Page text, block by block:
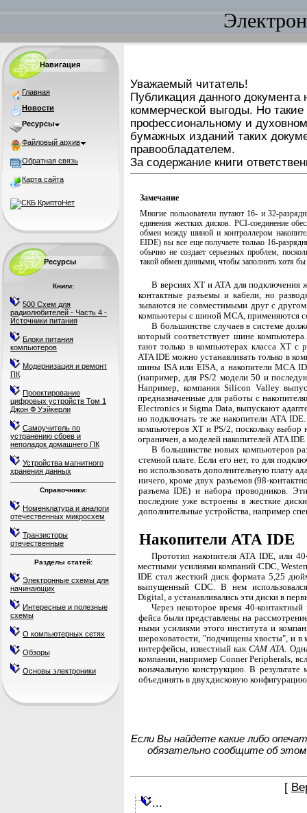
Навигация
Главная
Новости
Ресурсы
Файловый архив
Обратная связь
Карта сайта
Ресурсы
Книги:
500 Схем для
радиолюбителей - Часть 4 -
Источники питания
Блоки питания
компьютеров
Модернизация и ремонт
ПК
Проектирование
цифровых устройств Том 1
Джон Ф Уэйкерли
Самоучитель по
устранению сбоев и
неполадок домашнего ПК
Устройства магнитного
хранения данных
Справочники:
Номенклатура и аналоги
отечественных микросхем
Транзисторы
отечественные
Разделы статей:
Электронные схемы для
начинающих
Интересные и полезные
схемы
О компьютерных сетях
Обзоры
Основы электроники
Уважаемый читатель!
Публикация данного документа
коммерческой выгоды. Но
профессиональному и
бумажных изданий таких
правообладателем.
За содержание книги
Замечание
Многие пользователи путают 16- и 32-
единения жестких дисков. PCI-соединение
обмен между шиной и контроллером
EIDE) вы все еще получаете только 16-
обычно не создает серьезных проблем,
такой обмен данными, чтобы заполнить хотя
В версиях XT и АТА для подключения
контактные разъемы и кабели, но
зываются не совместимыми друг с
компьютеры с шиной МСА, применяются
В большинстве случаев в системе
который соответствует шине
тают только в компьютерах класса XT с
ATA IDE можно устанавливать только в
шины ISA или EISA, а накопители MCA
(например, для PS/2 модели 50 и
Например, компания Silicon Valley
предназначенные для работы с
Electronics и Sigma Data, выпускают
но подключать те же накопители ATA
компьютеров XT и PS/2, поскольку
ограничен, а моделей накопителей ATA
В большинстве новых компьютеров
стемной плате. Если его нет, то для
но использовать дополнительную плату
ничего, кроме двух разъемов (98-
разъема IDE) и набора проводников.
последние уже встроены в жесткие
дополнительные устройства, например
Накопители АТА IDE
Прототип накопителя АТА IDE, или
местными усилиями компаний CDC,
IDE стал жесткий диск формата 5,25
выпущенный CDC. В нем
Digital, а устанавливались эти диски в
Через некоторое время 40-
фейса были представлены на
ными усилиями этого института и
шероховатости, "подчищены хвосты", и в
интерфейсы, известный какСАМ АТА.
компании, например Conner Peripherals,
воначальную конструкцию. В
объединять в двухдисковую
Если Вы найдете какие либо
обязательно сообщите об
[